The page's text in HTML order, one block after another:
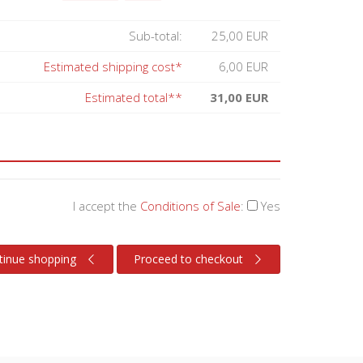
Sub-total:
25,00 EUR
Estimated shipping cost*
6,00 EUR
Estimated total**
31,00 EUR
I accept the Conditions of Sale: Yes
shopping Proceed to checkout